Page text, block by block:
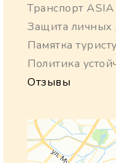
Транспорт
Защита личных
Памятка туристу
Политика
Отзывы